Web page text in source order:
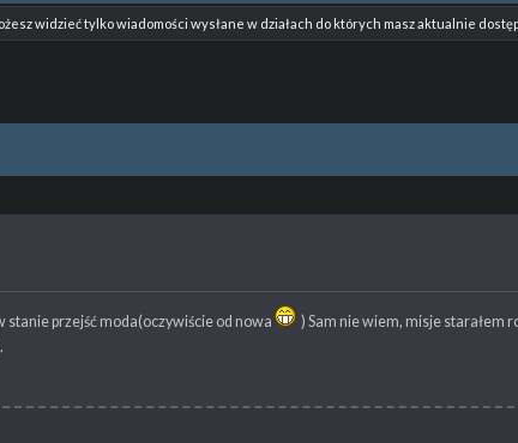
widzieć tylko wiadomości wysłane w działach do których masz aktualnie
stanie przejść moda(oczywiście od nowa
) Sam nie wiem, misje starałem